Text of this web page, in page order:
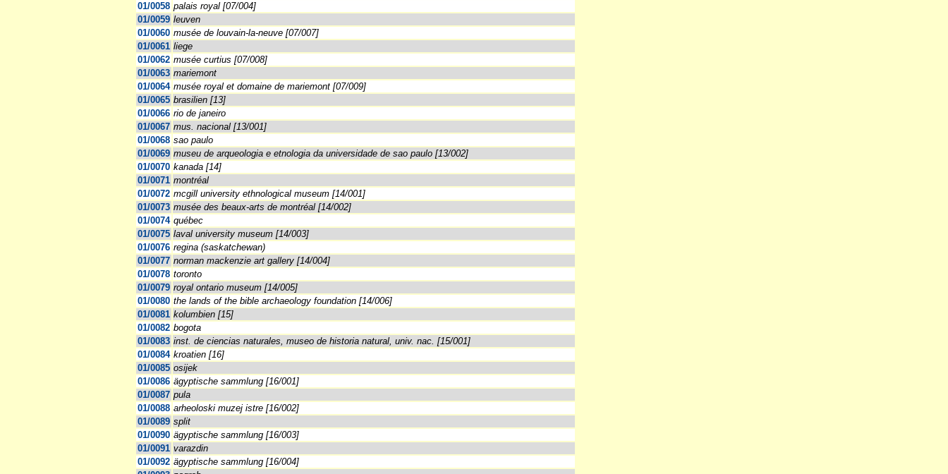
01/0058 palais royal [07/004]
01/0059 leuven
01/0060 musée de louvain-la-neuve [07/007]
01/0061 liege
01/0062 musée curtius [07/008]
01/0063 mariemont
01/0064 musée royal et domaine de mariemont [07/009]
01/0065 brasilien [13]
01/0066 rio de janeiro
01/0067 mus. nacional [13/001]
01/0068 sao paulo
01/0069 museu de arqueologia e etnologia da universidade de sao paulo [13/002]
01/0070 kanada [14]
01/0071 montréal
01/0072 mcgill university ethnological museum [14/001]
01/0073 musée des beaux-arts de montréal [14/002]
01/0074 québec
01/0075 laval university museum [14/003]
01/0076 regina (saskatchewan)
01/0077 norman mackenzie art gallery [14/004]
01/0078 toronto
01/0079 royal ontario museum [14/005]
01/0080 the lands of the bible archaeology foundation [14/006]
01/0081 kolumbien [15]
01/0082 bogota
01/0083 inst. de ciencias naturales, museo de historia natural, univ. nac. [15/001]
01/0084 kroatien [16]
01/0085 osijek
01/0086 ägyptische sammlung [16/001]
01/0087 pula
01/0088 arheoloski muzej istre [16/002]
01/0089 split
01/0090 ägyptische sammlung [16/003]
01/0091 varazdin
01/0092 ägyptische sammlung [16/004]